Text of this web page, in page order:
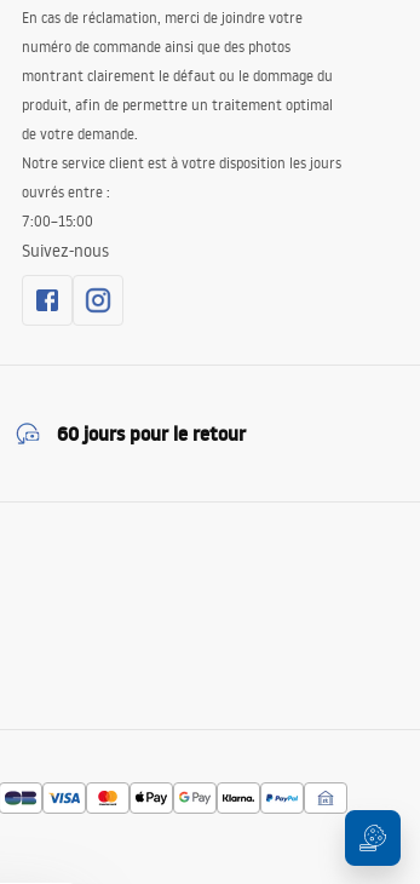
En cas de réclamation, merci de joindre votre
numéro de commande ainsi que des photos
montrant clairement le défaut ou le dommage du
produit, afin de permettre un traitement optimal
de votre demande.
Notre service client est à votre disposition les jours
ouvrés entre :
7:00–15:00
Suivez-nous
60 jours pour le retour